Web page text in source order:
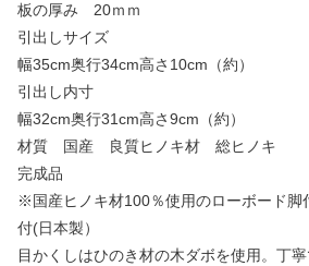
板の厚み 20ｍｍ
引出しサイズ
幅35cm奥行34cm高さ10cm（約）
引出し内寸
幅32cm奥行31cm高さ9cm（約）
材質 国産 良質ヒノキ材 総ヒノキ
完成品
※国産ヒノキ材100％使用のローボード脚
付(日本製）
目かくしはひのき材の木ダボを使用。丁